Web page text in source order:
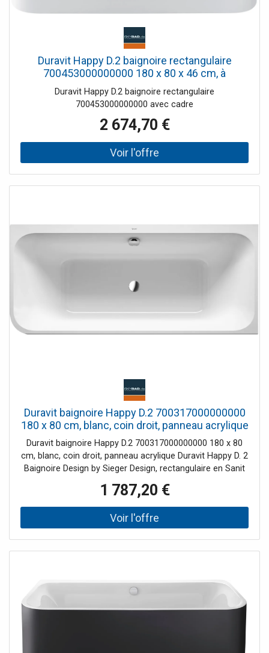
Duravit Happy D.2 baignoire rectangulaire
700453000000000 180 x 80 x 46 cm, à
700453000000000 , revêtement acrylique blanc,
2 dossiers inclinés, blanc
Duravit Happy D.2 baignoire rectangulaire
700453000000000 avec cadre
2 674,70 €
Duravit baignoire Happy D.2 700317000000000
180 x 80 cm, blanc, coin droit, panneau acrylique
Duravit baignoire Happy D.2 700317000000000 180 x 80
cm, blanc, coin droit, panneau acrylique Duravit Happy D. 2
Baignoire Design by Sieger Design, rectangulaire en Sanit
droit avec revêtement et cadre en acrylique moulé.
Intérieur rectangulaire avec coins arrondis. Profondeur
intérieure 460 mm. Jante de bain (LxH) 70x30mm.
Dimensions du fond du plateau (Lxl) 1030x360 mm,
supplémentaires en option pour Combi E: LED couleur
lumière, Chauffage , gestion de l'hygiène UV. Modules
supplémentaires en option pour le système Combi L:
1 787,20 €